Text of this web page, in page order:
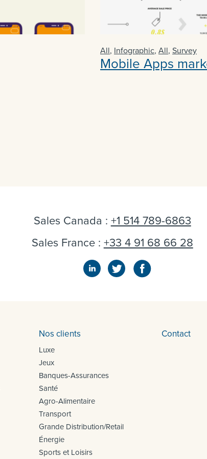
All, Infographic, All, Survey
Mobile Apps
Sales Canada : +1 514 789-6863
Sales France : +33 4 91 68 66 28
Nos clients
Luxe
Jeux
Banques-Assurances
Santé
Agro-Alimentaire
Transport
Grande Distribution/Retail
Énergie
Sports et Loisirs
Contact